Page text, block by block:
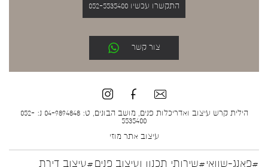
התקשרו עכשיו 052-5535400
צור קשר
הילית קרש עיצוב ואדריכלות פנים, מושב הבונים, ט: 04-9894848 נ: 052-
5535400
עיצוב אתר מוזי
#פאנג-שוואי#שירותי תכנון ועיצוב פנים#עיצוב דירת